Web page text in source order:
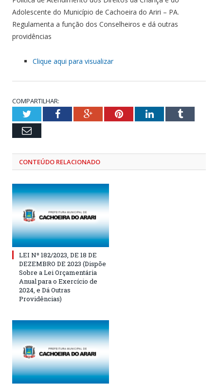
Adolescente do Município de Cachoeira do Ariri – PA.
Regulamenta a função dos Conselheiros e dá outras
providências
Clique aqui para visualizar
COMPARTILHAR:
TwitterFacebookGoogle+PinterestLinkedInTumblr
Email
CONTEÚDO RELACIONADO
LEI Nº 182/2023, DE 18 DE
DEZEMBRO DE 2023 (Dispõe
Sobre a Lei Orçamentária
Anual para o Exercício de
2024, e Dá Outras
Providências)